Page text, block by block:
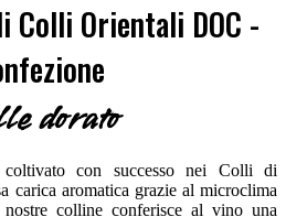
Colli Orientali DOC -
dorato
con successo nei Colli di
carica aromatica grazie al microclima
colline conferisce al vino una